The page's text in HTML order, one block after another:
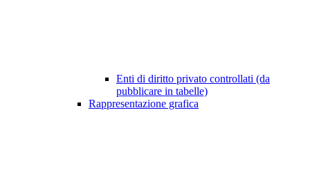
Enti di diritto privato controllati (da
pubblicare in tabelle)
Rappresentazione grafica